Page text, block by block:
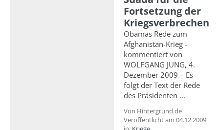
Fortsetzung der
Kriegsverbrechen
Obamas Rede zum
Afghanistan-Krieg -
kommentiert von
WOLFGANG JUNG, 4.
Dezember 2009 – Es
folgt der Text der Rede
des Präsidenten ...
Von Hintergrund.de |
Veröffentlicht am 04.12.2009